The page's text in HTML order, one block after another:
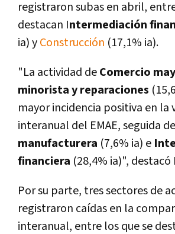
registraron subas en abril,
destacan Intermediación
ia) yConstrucción (17,1% ia).
"La actividad deComercio
minorista y reparaciones
mayor incidencia positiva en la
interanual del EMAE, seguida de
manufacturera (7,6% ia) e
financiera (28,4% ia)", destacó
Por su parte, tres sectores de
registraron caídas en la
interanual, entre los que se